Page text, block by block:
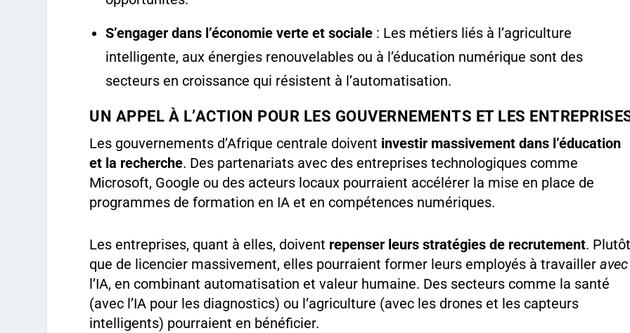
S’engager dans l’économie verte et sociale : Les métiers liés à l’agriculture
intelligente, aux énergies renouvelables ou à l’éducation numérique sont des
secteurs en croissance qui résistent à l’automatisation.
UN APPEL À L’ACTION POUR LES GOUVERNEMENTS ET LES
Les gouvernements d’Afrique centrale doivent investir massivement dans l’éducation
et la recherche. Des partenariats avec des entreprises technologiques comme
Microsoft, Google ou des acteurs locaux pourraient accélérer la mise en place de
programmes de formation en IA et en compétences numériques.
Les entreprises, quant à elles, doivent repenser leurs stratégies de recrutement.
que de licencier massivement, elles pourraient former leurs employés à travailleravec
l’IA, en combinant automatisation et valeur humaine. Des secteurs comme la santé
(avec l’IA pour les diagnostics) ou l’agriculture (avec les drones et les capteurs
intelligents) pourraient en bénéficier.